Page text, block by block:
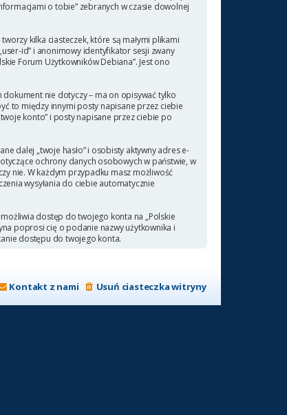
o tobie” zebranych w czasie dowolnej
kilka ciasteczek, które są małymi plikami
id” i anonimowy identyfikator sesji zwany
Forum Użytkowników Debiana”. Jest ono
nie dotyczy – ma on opisywać tylko
to między innymi posty napisane przez ciebie
konto” i posty napisane przez ciebie po
dalej „twoje hasło” i osobisty aktywny adres e-
ochrony danych osobowych w państwie, w
nie. W każdym przypadku masz możliwość
wysyłania do ciebie automatycznie
dostęp do twojego konta na „Polskie
poprosi cię o podanie nazwy użytkownika i
dostępu do twojego konta.
Usuń ciasteczka witryny
Kontakt z nami